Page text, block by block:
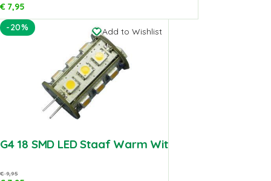
€7,95
-20%
Add to Wishlist
G4 18 SMD LED Staaf Warm Wit
€9,95